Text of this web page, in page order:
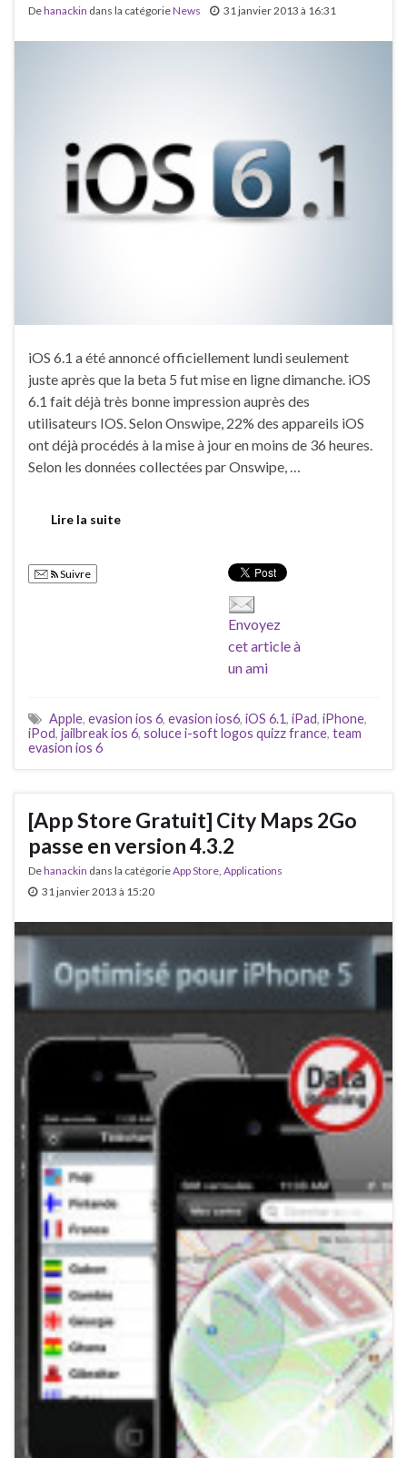
Dehanackin dans la catégorieNews 31 janvier 2013 à 16:31
iOS 6.1 a été annoncé officiellement lundi seulement
juste après que la beta 5 fut mise en ligne dimanche. iOS
6.1 fait déjà très bonne impression auprès des
utilisateurs IOS. Selon Onswipe, 22% des appareils iOS
ont déjà procédés à la mise à jour en moins de 36 heures.
Selon les données collectées par Onswipe, …
Lire la suite
Suivre
Envoyez
cet article à
un ami
Apple, evasion ios 6, evasion ios6, iOS 6.1, iPad, iPhone,
iPod, jailbreak ios 6, soluce i-soft logos quizz france, team
evasion ios 6
[App Store Gratuit] City Maps 2Go
passe en version 4.3.2
Dehanackin dans la catégorieApp Store, Applications
31 janvier 2013 à 15:20